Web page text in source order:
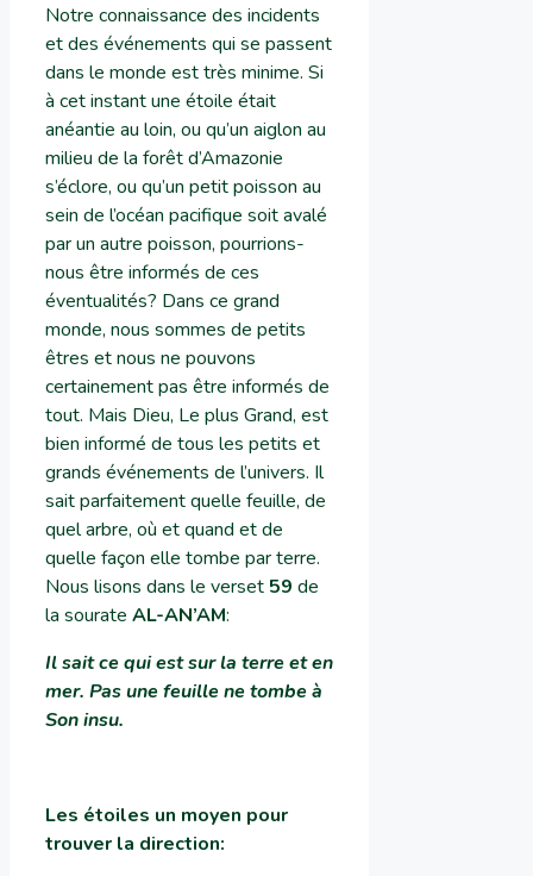
Notre connaissance des incidents
et des événements qui se passent
dans le monde est très minime. Si
à cet instant une étoile était
anéantie au loin, ou qu’un aiglon au
milieu de la forêt d’Amazonie
s’éclore, ou qu’un petit poisson au
sein de l’océan pacifique soit avalé
par un autre poisson, pourrions-
nous être informés de ces
éventualités? Dans ce grand
monde, nous sommes de petits
êtres et nous ne pouvons
certainement pas être informés de
tout. Mais Dieu, Le plus Grand, est
bien informé de tous les petits et
grands événements de l’univers. Il
sait parfaitement quelle feuille, de
quel arbre, où et quand et de
quelle façon elle tombe par terre.
Nous lisons dans le verset 59 de
la sourate AL-AN’AM:
Il sait ce qui est sur la terre et en
mer. Pas une feuille ne tombe à
Son insu.
Les étoiles un moyen pour
trouver la direction: